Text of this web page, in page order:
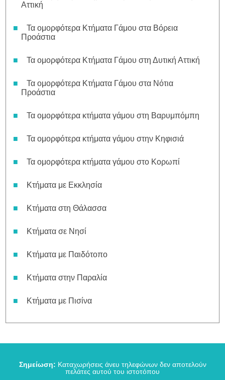
Αττική
Τα ομορφότερα Κτήματα Γάμου στα Βόρεια
Προάστια
Τα ομορφότερα Κτήματα Γάμου στη Δυτική Αττική
Τα ομορφότερα Κτήματα Γάμου στα Νότια
Προάστια
Τα ομορφότερα κτήματα γάμου στη Βαρυμπόμπη
Τα ομορφότερα κτήματα γάμου στην Κηφισιά
Τα ομορφότερα κτήματα γάμου στο Κορωπί
Κτήματα με Εκκλησία
Κτήματα στη Θάλασσα
Κτήματα σε Νησί
Κτήματα με Παιδότοπο
Κτήματα στην Παραλία
Κτήματα με Πισίνα
Σημείωση: Καταχωρήσεις άνευ τηλεφώνων δεν αποτελούν
πελάτες αυτού του ιστοτόπου